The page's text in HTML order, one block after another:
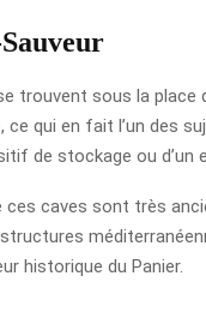
trouvent sous la place
qui en fait l’un des
de stockage ou
ces caves sont très
historique du Panier.